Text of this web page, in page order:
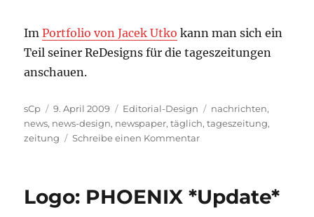
ImPortfolio von Jacek Utko kann man sich ein
Teil seiner ReDesigns für die tageszeitungen
anschauen.
Autor
sCp
Veröffentlicht
am
9. April 2009 Kategorien
Editorial-Design Schlagwörter
nachrichten,
news, news-design, newspaper,täglich,tageszeitung,
zeitung
Schreibe einen Kommentarzu
die
Tageszeitungen
Logo: PHOENIX *Update*